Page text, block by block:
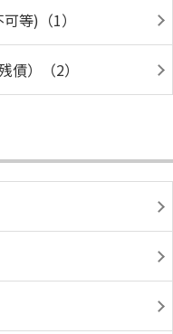
等)（1）
債）（2）